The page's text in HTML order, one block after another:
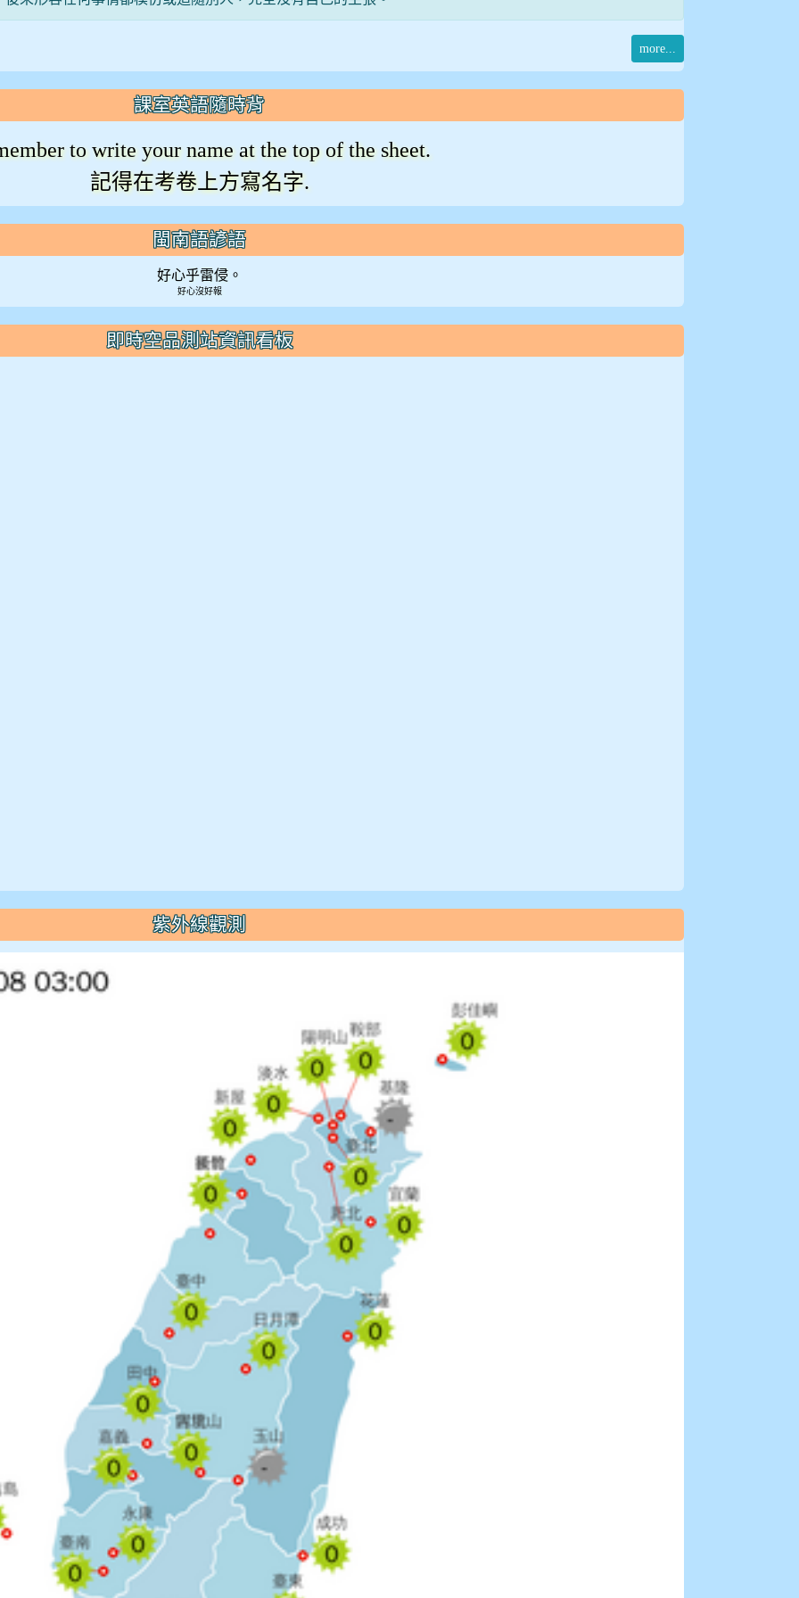
more...
課室英語隨時背
to write your name at the top of the sheet.
記得在考卷上方寫名字.
閩南語諺語
好心乎雷侵。
好心沒好報
即時空品測站資訊看板
紫外線觀測